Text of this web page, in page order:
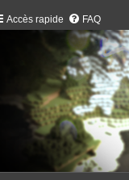
Accès rapide FAQ